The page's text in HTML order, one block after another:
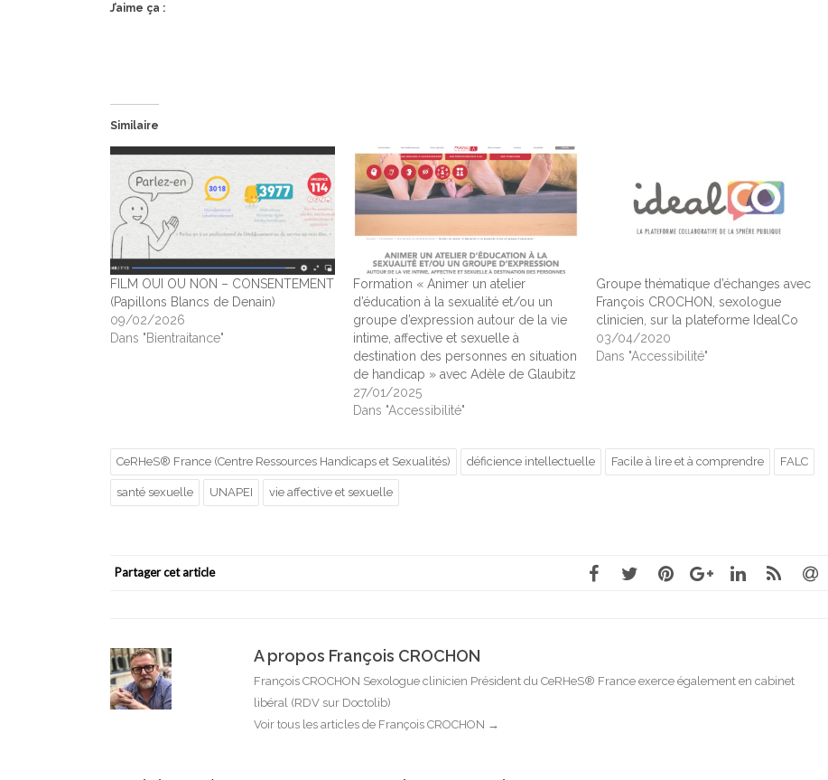
J’aime ça :
Similaire
FILM OUI OU NON – CONSENTEMENT
(Papillons Blancs de Denain)
09/02/2026
Dans "Bientraitance"
Formation « Animer un atelier
d’éducation à la sexualité et/ou un
groupe d’expression autour de la vie
intime, affective et sexuelle à
destination des personnes en situation
de handicap » avec Adèle de Glaubitz
27/01/2025
Dans "Accessibilité"
Groupe thématique d’échanges avec
François CROCHON, sexologue
clinicien, sur la plateforme IdealCo
03/04/2020
Dans "Accessibilité"
CeRHeS® France (Centre Ressources Handicaps et Sexualités) déficience intellectuelle Facile à lire et à comprendre FALC
santé sexuelle UNAPEI vie affective et sexuelle
Partager cet article
A propos François CROCHON
François CROCHON Sexologue clinicien Président du CeRHeS® France exerce également en cabinet
libéral (RDV sur Doctolib)
Voir tous les articles de François CROCHON →